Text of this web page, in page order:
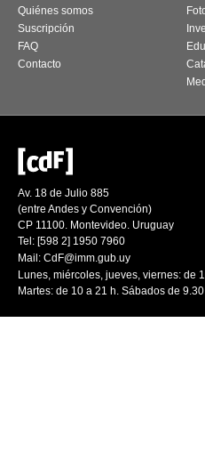
Quiénes somos
Suscripción
FAQ
Contacto
Av. 18 de Julio 885
(entre Andes y Convención)
CP 11100. Montevideo. Uruguay
Tel: [598 2] 1950 7960
Mail: CdF@imm.gub.uy
Lunes, miércoles, jueves, viernes: de
Martes: de 10 a 21 h. Sábados de